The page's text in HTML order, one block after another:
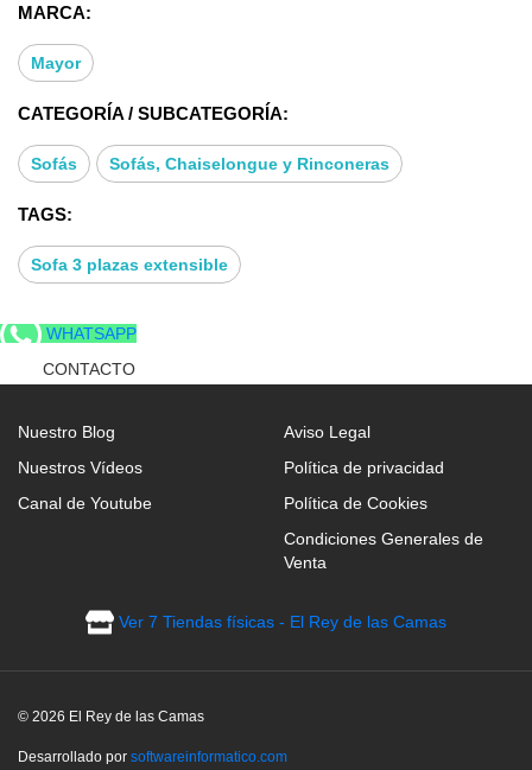
Tanto los asientos como los respaldos son
desenfundables, esto facilita mucho la limpieza del
En el apartado de materiales, los asientos están
realizados con poliuretano de 30kg y los respaldos
Las patas están realizadas de madera, lo que
MARCA:
Mayor
CATEGORÍA / SUBCATEGORÍA:
Sofás Sofás, Chaiselongue y Rinconeras
TAGS:
Sofa 3 plazas extensible
WHATSAPP
CONTACTO
Nuestro Blog
Nuestros Vídeos
Canal de Youtube
Aviso Legal
Política de privacidad
Política de Cookies
Condiciones Generales de
Venta
Ver 7 Tiendas físicas - El Rey de las Camas
© 2026 El Rey de las Camas
Desarrollado por softwareinformatico.com